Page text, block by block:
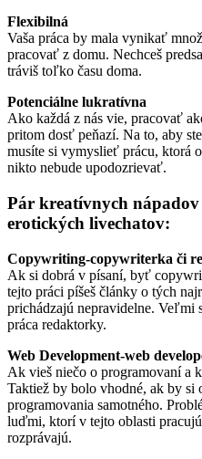
Flexibilná
Vaša práca by mala vynikať
pracovať z domu. Nechceš
tráviš toľko času doma.
Potenciálne lukratívna
Ako každá z nás vie, pracovať
pritom dosť peňazí. Na to, aby
musíte si vymyslieť prácu, ktorá
nikto nebude upodozrievať.
Pár kreatívnych
erotických livechatov:
Copywriting-copywriterka či
Ak si dobrá v písaní, byť
tejto práci píšeš články o tých
prichádzajú nepravidelne. Veľmi
práca redaktorky.
Web Development-web
Ak vieš niečo o programovaní a
Taktiež by bolo vhodné, ak by si
programovania samotného.
luďmi, ktorí v tejto oblasti
rozprávajú.